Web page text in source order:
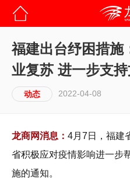
福建出台纾困措施
业复苏 进一步支
动态 2022-04-08
龙商网消息： 4月7日，福建
省积极应对疫情影响进一步
施的通知。